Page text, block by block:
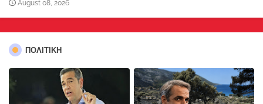
August 08, 2026
ΠΟΛΙΤΙΚΗ